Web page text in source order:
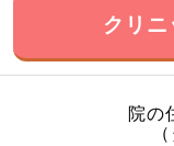
クリ
院の